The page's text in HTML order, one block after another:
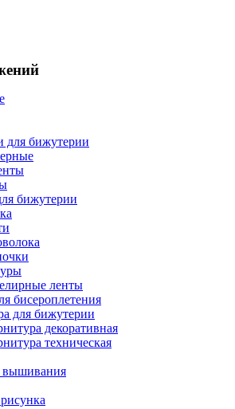
для бижутерии
бижутерии
ленты
бисероплетения
для бижутерии
декоративная
техническая
вышивания